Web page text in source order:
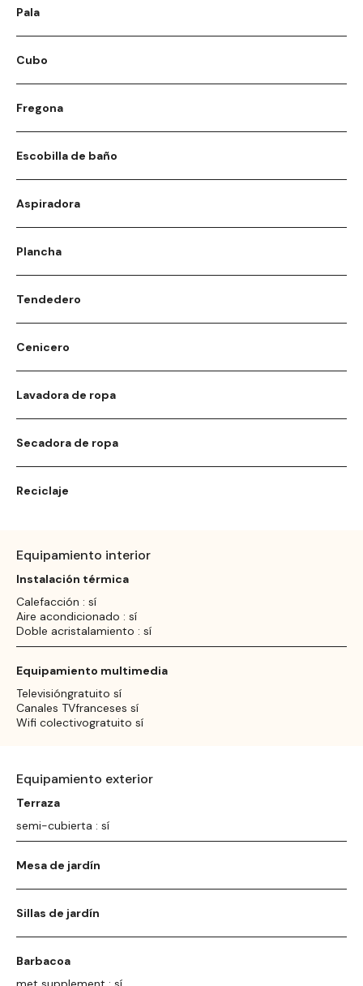
Pala
Cubo
Fregona
Escobilla de baño
Aspiradora
Plancha
Tendedero
Cenicero
Lavadora de ropa
Secadora de ropa
Reciclaje
Equipamiento interior
Instalación térmica
Calefacción : sí
Aire acondicionado : sí
Doble acristalamiento : sí
Equipamiento multimedia
Televisióngratuito sí
Canales TVfranceses sí
Wifi colectivogratuito sí
Equipamiento exterior
Terraza
semi-cubierta : sí
Mesa de jardín
Sillas de jardín
Barbacoa